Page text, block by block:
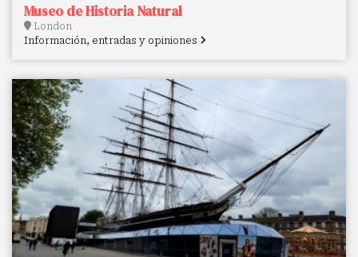
Museo de Historia Natural
London
Información, entradas y opiniones